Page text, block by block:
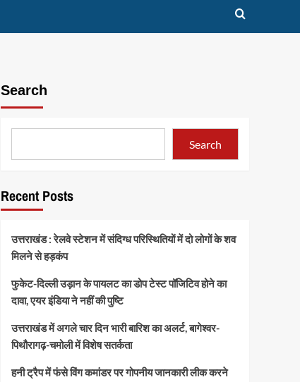
Search
Search
Recent Posts
उत्तराखंड : रेलवे स्टेशन में संदिग्ध परिस्थितियों में दो लोगों के शव
मिलने से हड़कंप
फुकेट-दिल्ली उड़ान के पायलट का डोप टेस्ट पॉजिटिव होने का
दावा, एयर इंडिया ने नहीं की पुष्टि
उत्तराखंड में अगले चार दिन भारी बारिश का अलर्ट, बागेश्वर-
पिथौरागढ़-चमोली में विशेष सतर्कता
हनी ट्रैप में फंसे विंग कमांडर पर गोपनीय जानकारी लीक करने